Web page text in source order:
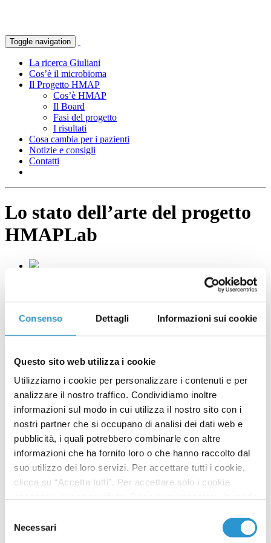
Consenso Dettagli Informazioni sui cookie
Questo sito web utilizza i cookie
Utilizziamo i cookie per personalizzare i contenuti e per
analizzare il nostro traffico. Condividiamo inoltre
informazioni sul modo in cui utilizza il nostro sito con i
nostri partner che si occupano di analisi dei dati web e
pubblicità, i quali potrebbero combinarle con altre
informazioni che ha fornito loro o che hanno raccolto dal
suo utilizzo dei loro servizi. Per accettare tutti i cookie,
clicca su “Accetta tutti”. Per accettare solo i cookie
clicca su “accetta selezionati” per salvarle.
delNecessari
Toggle navigation
La ricerca Giuliani
Cos’è il microbioma
Il Progetto HMAP
Cos’è HMAP
Il Board
Fasi del progetto
I risultati
Cosa cambia per i pazienti
Notizie e consigli
Contatti
Lo stato dell’arte del progetto
HMAPLab
La ricerca di HMAPLab non si è fermata e in un anno e mezzo sono
state molte le pubblicazioni su diverse riviste scientifiche di riprovato
valore.
Oltre a questo sono state avviate le prime collaborazioni per portare
alla luce nuovi prodotti dermatologici per la cura di alcune tra le più
diffuse patologie di pelle e scalpo.
Microbioma